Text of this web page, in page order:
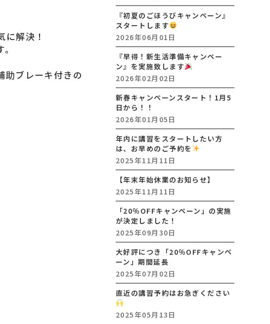
特定商取引法に基づく表記 サイトマップ
解決！
助ブレーキ付きの
『初夏のごほうびキャンペーン』
スタートします
2026年06月01日
『早得！新生活準備キャンペー
ン』を実施致します
2026年02月02日
新春キャンペーンスタート！1月5
日から！！
2026年01月05日
年内に講習をスタートしたい方
は、お早めのご予約を
2025年11月11日
【年末年始休業のお知らせ】
2025年11月11日
「20％OFFキャンペーン」の実施
が決定しました！
2025年09月30日
大好評につき「20％OFFキャンペ
ーン」期間延長
2025年07月02日
直近の講習予約はお急ぎください
2025年05月13日